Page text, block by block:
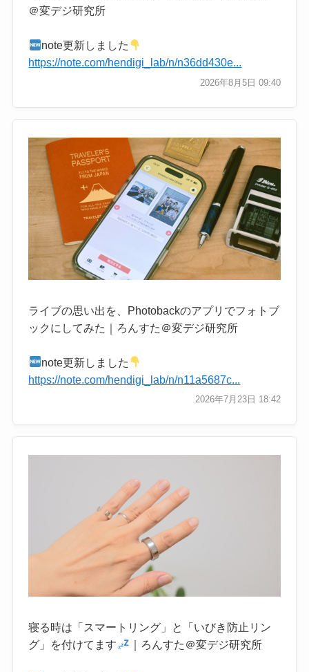
＠変デジ研究所
note更新しました
https://note.com/hendigi_lab/n/n36dd430e...
2026年8月5日 09:40
ライブの思い出を、Photobackのアプリでフォトブ
ックにしてみた｜ろんすた＠変デジ研究所
note更新しました
https://note.com/hendigi_lab/n/n11a5687c...
2026年7月23日 18:42
寝る時は「スマートリング」と「いびき防止リン
グ」を付けてます
｜ろんすた＠変デジ研究所